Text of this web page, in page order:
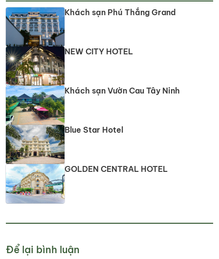
Khách sạn Phú Thắng Grand
NEW CITY HOTEL
Khách sạn Vườn Cau Tây Ninh
Blue Star Hotel
GOLDEN CENTRAL HOTEL
Để lại bình luận